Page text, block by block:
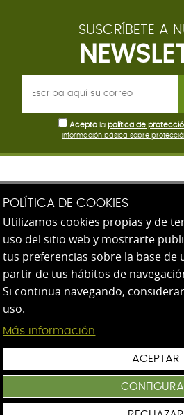
SUSCRÍBETE A
Aceptola política de
Información básica sobre
AEG - Escuela de
Paseo de
20008 San
943 31 39 07
legal
POLÍTICA DE COOKIES
Utilizamos cookies propias y de
uso del sitio web y mostrarte
tus preferencias sobre la base de
partir de tus hábitos de
Si continua navegando,
uso.
Más información
ACEPTAR